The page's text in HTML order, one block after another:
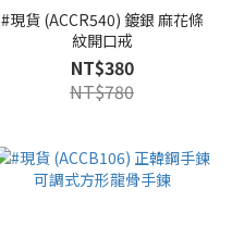
#現貨 (ACCR540) 鍍銀 麻花條
紋開口戒
NT$380
NT$780